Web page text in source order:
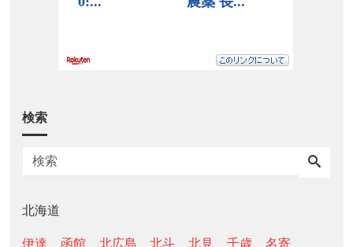
検索
北海道
伊達 函館 北広島 北斗 北見 千歳
名寄